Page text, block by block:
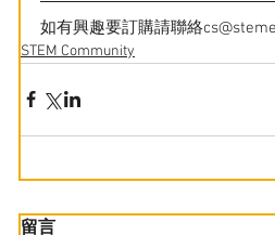
如有興趣要訂購請聯絡
STEM Community
留言